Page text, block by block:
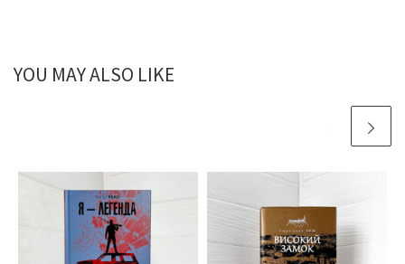
YOU MAY ALSO LIKE